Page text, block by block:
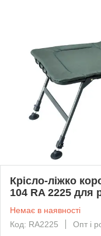
Крісло-ліжко
104 RA 2225 для
Немає в наявності
Код: RA2225
Опт і